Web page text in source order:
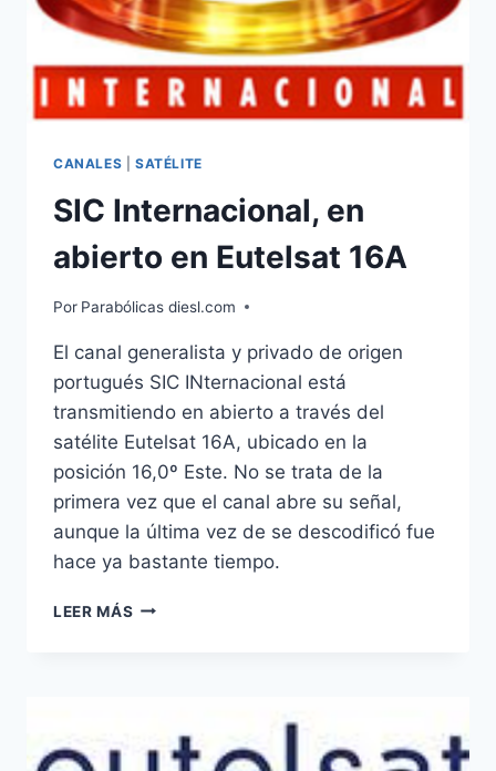
CANALES SATÉLITE
SIC Internacional, en
abierto en Eutelsat 16A
Por Parabólicas diesl.com
El canal generalista y privado de origen
portugués SIC INternacional está
transmitiendo en abierto a través del
satélite Eutelsat 16A, ubicado en la
posición 16,0º Este. No se trata de la
primera vez que el canal abre su señal,
aunque la última vez de se descodificó fue
hace ya bastante tiempo.
LEER MÁS SIC
16A